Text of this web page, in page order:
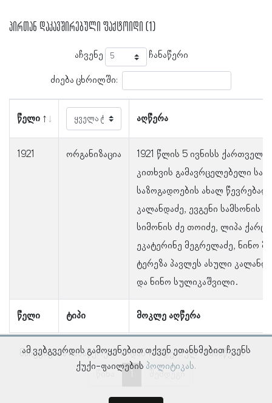
პირთან დაკავშირებული ფაქტოიდი (1)
აჩვენე ჩანაწერი
ძიება ცხრილში:
წელი აღწერა
წელი ტიპი მოკლე აღწერა
1921 ორგანიზაცია
1921 წლის 5 ივნისს
კითხვის გამავრცელებელი
საზოგადოების ახალ წევრებად
კალანდაძე, ევგენი სამსონის
სიმონის ძე თოიძე, ლიპა
ეკატერინე მეგრელაძე, ნინო
ტერეზა პავლეს ასული
და ნინო სულიკაშვილი.
ნაჩვენებია ჩანაწერები 1–დან 1–მდე, სულ 1 ჩანაწერი
წინა
შემდეგი
ამ ვებგვერდის გამოყენებით თქვენ ეთანხმებით ჩვენს
ქუქი-ფაილების პოლიტიკას.